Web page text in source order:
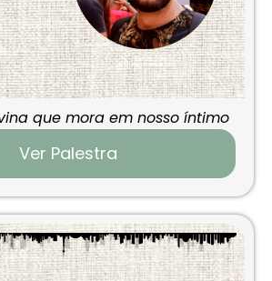
que mora em nosso íntimo
Ver Palestra